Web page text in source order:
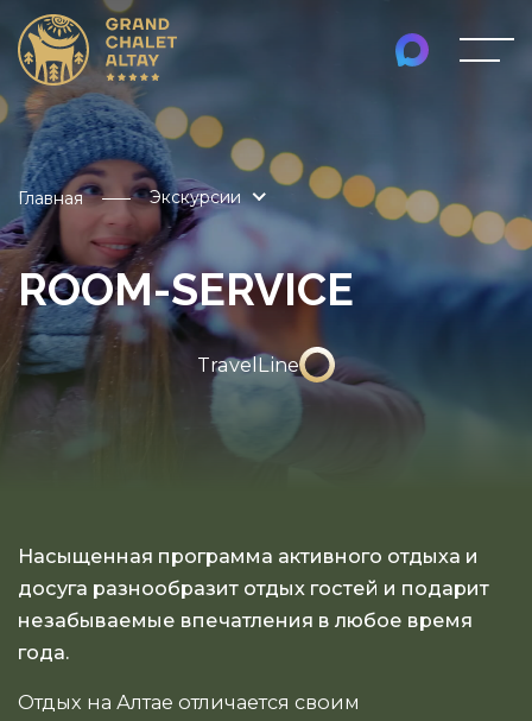
Главная Экскурсии
ROOM-SERVICE
TravelLine
Насыщенная программа активного отдыха и
досуга разнообразит отдых гостей и подарит
незабываемые впечатления в любое время
года.
Отдых на Алтае отличается своим